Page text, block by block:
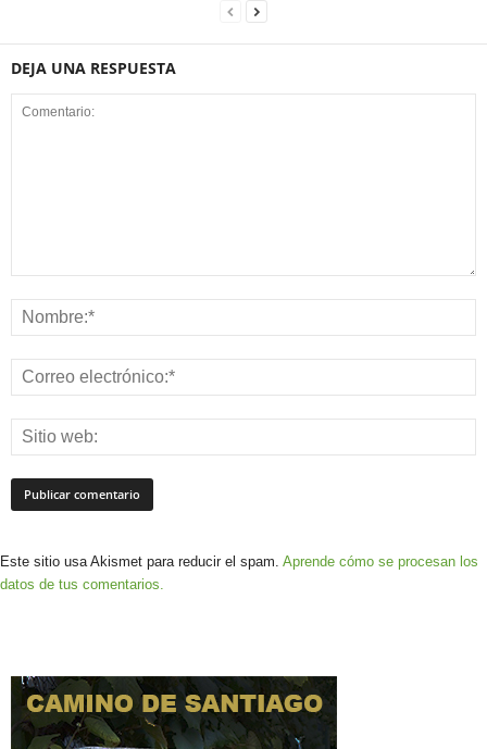
DEJA UNA RESPUESTA
Este sitio usa Akismet para reducir el spam. Aprende cómo se procesan los
datos de tus comentarios.